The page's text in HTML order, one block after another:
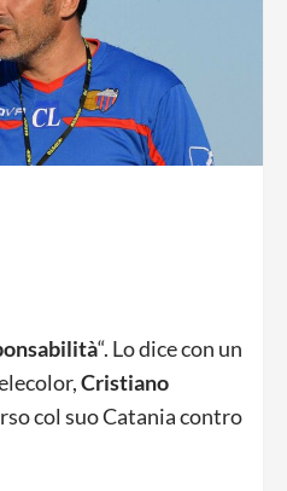
“. Lo dice con un
Cristiano
col suo Catania contro